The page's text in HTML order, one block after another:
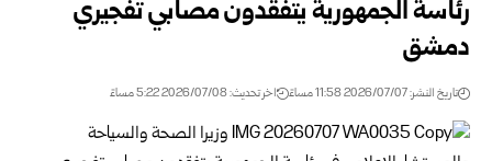
رئاسة الجمهورية يتفقدون مصابي تفجيري
دمشق
تاريخ النشر: 2026/07/07 11:58 مساءً اخر تحديث: 2026/07/08 5:22 مساءً